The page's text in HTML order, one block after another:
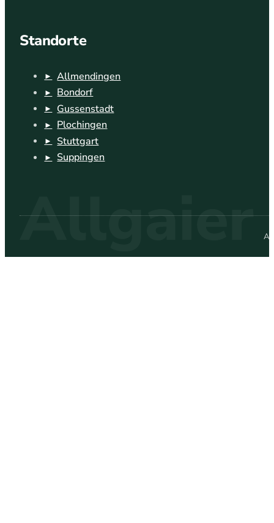
Standorte
Allmendingen
Bondorf
Gussenstadt
Plochingen
Stuttgart
Suppingen